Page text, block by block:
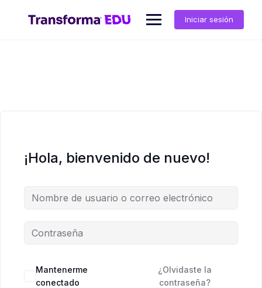
contenido
Iniciar sesión
¡Hola, bienvenido de nuevo!
Mantenerme
conectado
¿Olvidaste la
contraseña?